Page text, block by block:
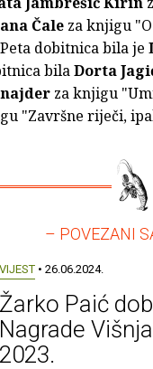
Čale za knjigu
dobitnica bila je
bilaDorta
za knjigu
"Završne riječi,
– POVEZANI
VIJEST• 26.06.2024.
Žarko Paić
Nagrade
2023.